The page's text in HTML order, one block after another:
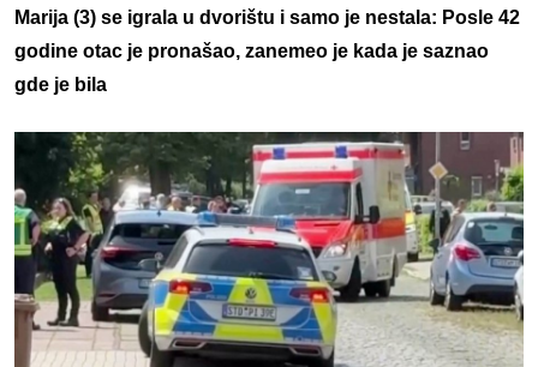
Marija (3) se igrala u dvorištu i samo je nestala: Posle 42
godine otac je pronašao, zanemeo je kada je saznao
gde je bila